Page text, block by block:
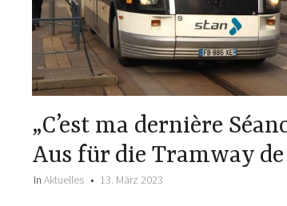
„C’est ma dernière
Aus für die Tramway
In Aktuelles 13. März 2023